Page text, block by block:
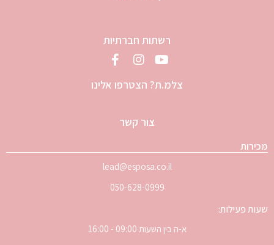
רשתות חברתיות
צלמ.ת? הצטרפו אלינו
צור קשר
מכירות
lead@esposa.co.il
050-628-0999
שעות פעילות:
א-ה בין השעות 09:00 - 16:00